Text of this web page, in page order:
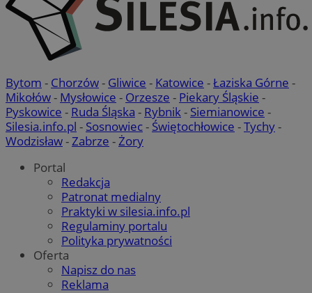
Bytom - Chorzów- Gliwice - Katowice -Łaziska Górne -
Mikołów- Mysłowice - Orzesze - Piekary Śląskie -
Pyskowice - Ruda Śląska - Rybnik- Siemianowice -
Silesia.info.pl - Sosnowiec- Świętochłowice -Tychy-
Wodzisław-Zabrze -Żory
Portal
Redakcja
Patronat medialny
Praktyki w silesia.info.pl
Regulaminy portalu
Polityka prywatności
Oferta
Napisz do nas
Reklama